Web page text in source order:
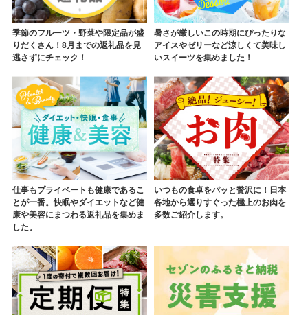
季節のフルーツ・野菜や限定品が盛
りだくさん！8月までの返礼品を見
逃さずにチェック！
暑さが厳しいこの時期にぴったりな
アイスやゼリーなど涼しくて美味し
いスイーツを集めました！
仕事もプライベートも健康であるこ
とが一番。快眠やダイエットなど健
康や美容にまつわる返礼品を集めま
した。
いつもの食卓をパッと贅沢に！日本
各地から選りすぐった極上のお肉を
多数ご紹介します。